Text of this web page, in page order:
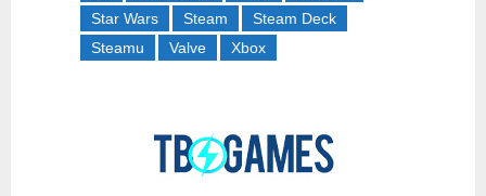
Star Wars
Steam
Steam Deck
Steamu
Valve Xbox